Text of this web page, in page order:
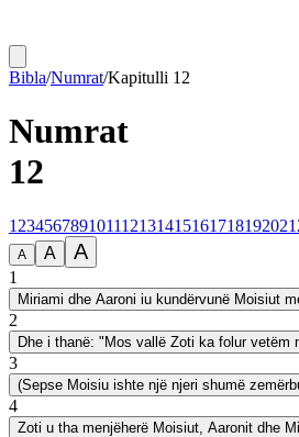
Bibla/Numrat/Kapitulli 12
Numrat
12
1 23456789101112131415161718192021
A A A
1
Miriami dhe Aaroni iu kundërvunë Moisiut
2
Dhe i thanë: "Mos vallë Zoti ka folur vetëm
3
(Sepse Moisiu ishte një njeri shumë
4
Zoti u tha menjëherë Moisiut, Aaronit dhe